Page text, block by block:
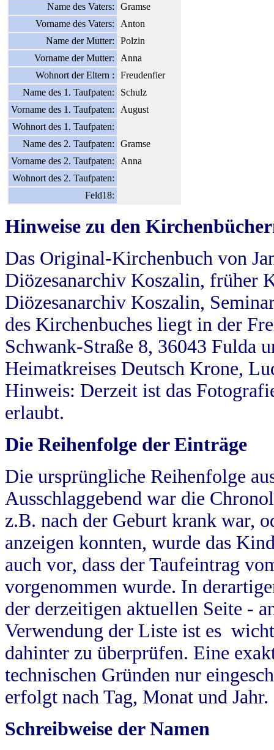
Name des Vaters:
Gramse
Vorname des Vaters:
Anton
Name der Mutter:
Polzin
Vorname der Mutter:
Anna
Wohnort der Eltern :
Freudenfier
Name des 1. Taufpaten:
Schulz
Vorname des 1. Taufpaten:
August
Wohnort des 1. Taufpaten:
Name des 2. Taufpaten:
Gramse
Vorname des 2. Taufpaten:
Anna
Wohnort des 2. Taufpaten:
Feld18:
Hinweise zu den
Das Original-Kirchenbuch von
Diözesanarchiv Koszalin, früher
Diözesanarchiv Koszalin,
des Kirchenbuches liegt in der
Schwank-Straße 8, 36043 Fulda
Heimatkreises Deutsch Krone,
Hinweis: Derzeit ist das
erlaubt.
Die Reihenfolge der Einträge
Die ursprüngliche Reihenfolge
Ausschlaggebend war die
z.B. nach der Geburt krank war,
anzeigen konnten, wurde das
auch vor, dass der Taufeintrag
vorgenommen wurde. In
der derzeitigen aktuellen Seite -
Verwendung der Liste ist es
dahinter zu überprüfen. Eine
technischen Gründen nur
erfolgt nach Tag, Monat und Jahr.
Schreibweise der Namen